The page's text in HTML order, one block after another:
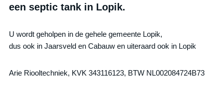
een septic tank in Lopik.
U wordt geholpen in de gehele gemeente Lopik,
dus ook in Jaarsveld en Cabauw en uiteraard ook in Lopik
Arie Riooltechniek, KVK 343116123, BTW NL002084724B73